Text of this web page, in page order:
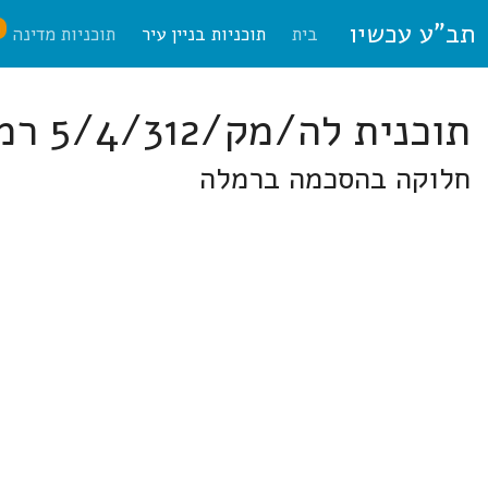
תב"ע עכשיו בית תוכניות בניין עיר תוכניות מדינה
תוכנית לה/מק/5/4/312 רמלה
חלוקה בהסכמה ברמלה